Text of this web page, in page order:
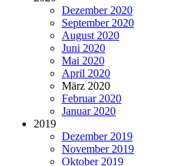
Dezember 2020
September 2020
August 2020
Juni 2020
Mai 2020
April 2020
März 2020
Februar 2020
Januar 2020
2019
Dezember 2019
November 2019
Oktober 2019